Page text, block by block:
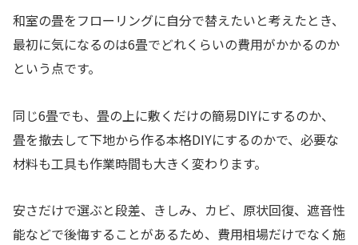
和室の畳をフローリングに自分で替えたいと考えたとき、
最初に気になるのは6畳でどれくらいの費用がかかるのか
という点です。
同じ6畳でも、畳の上に敷くだけの簡易DIYにするのか、
畳を撤去して下地から作る本格DIYにするのかで、必要な
材料も工具も作業時間も大きく変わります。
安さだけで選ぶと段差、きしみ、カビ、原状回復、遮音性
能などで後悔することがあるため、費用相場だけでなく施